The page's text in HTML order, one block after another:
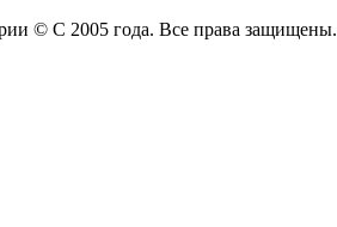
© С 2005 года. Все права защищены.